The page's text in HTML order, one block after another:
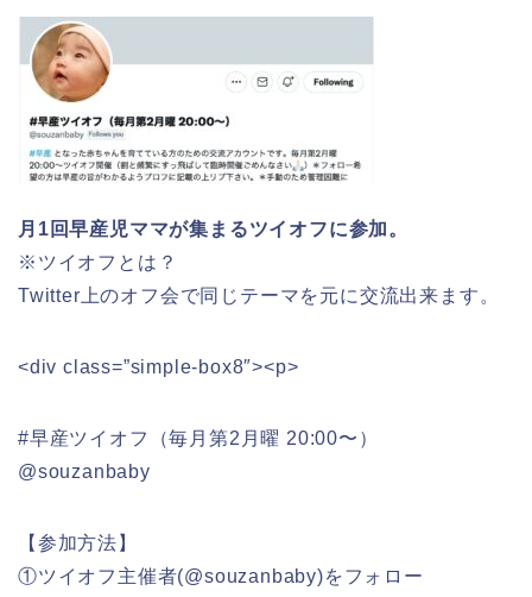
月1回早産児ママが集まるツイオフに参加。
※ツイオフとは？
Twitter上のオフ会で同じテーマを元に交流出来ます。
<div class=”simple-box8″><p>
#早産ツイオフ（毎月第2月曜 20:00〜）
@souzanbaby
【参加方法】
①ツイオフ主催者(@souzanbaby)をフォロー